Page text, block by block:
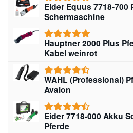
Eider Equus 7718-700
Schermaschine
Hauptner 2000 Plus
Kabel weinrot
WAHL (Professional)
Avalon
Eider 7718-000 Akku
Pferde